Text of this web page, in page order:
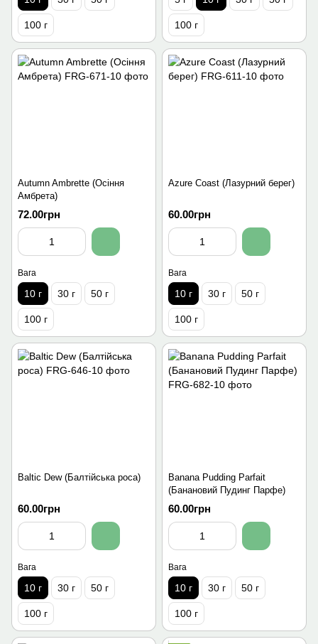
100 г 100 г
Autumn Ambrette (Осіння
Амбрета)
72.00грн
Вага
10 г 30 г 50 г
100 г
Azure Coast (Лазурний берег)
60.00грн
Вага
10 г 30 г 50 г
100 г
Baltic Dew (Балтійська роса)
60.00грн
Вага
10 г 30 г 50 г
100 г
Banana Pudding Parfait
(Банановий Пудинг Парфе)
60.00грн
Вага
10 г 30 г 50 г
100 г